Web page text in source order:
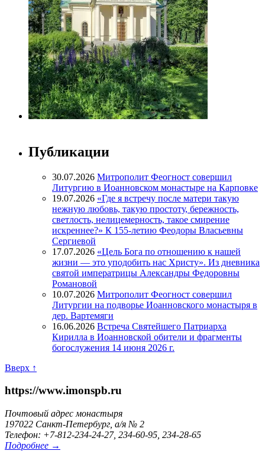
Публикации
30.07.2026 Митрополит Феогност совершил
Литургию в Иоанновском монастыре на Карповке
19.07.2026 «Где я встречу после матери такую
нежную любовь, такую простоту, бережность,
светлость, нелицемерность, такое смирение
искреннее?» К 155-летию Феодоры Власьевны
Сергиевой
17.07.2026 «Цель Бога по отношению к нашей
жизни — это уподобить нас Христу». Из дневника
святой императрицы Александры Федоровны
Романовой
10.07.2026 Митрополит Феогност совершил
Литургии на подворье Иоанновского монастыря в
дер. Вартемяги
16.06.2026 Встреча Святейшего Патриарха
Кирилла в Иоанновской обители и фрагменты
богослужения 14 июня 2026 г.
Вверх ↑
https://www.imonspb.ru
Почтовый адрес монастыря
197022 Санкт-Петербург, а/я № 2
Телефон: +7-812-234-24-27, 234-60-95, 234-28-65
Подробнее →